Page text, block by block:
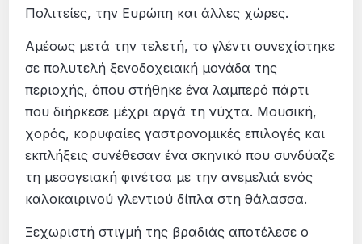
Πολιτείες, την Ευρώπη και άλλες χώρες.
Αμέσως μετά την τελετή, το γλέντι συνεχίστηκε
σε πολυτελή ξενοδοχειακή μονάδα της
περιοχής, όπου στήθηκε ένα λαμπερό πάρτι
που διήρκεσε μέχρι αργά τη νύχτα. Μουσική,
χορός, κορυφαίες γαστρονομικές επιλογές και
εκπλήξεις συνέθεσαν ένα σκηνικό που συνδύαζε
τη μεσογειακή φινέτσα με την ανεμελιά ενός
καλοκαιρινού γλεντιού δίπλα στη θάλασσα.
Ξεχωριστή στιγμή της βραδιάς αποτέλεσε ο